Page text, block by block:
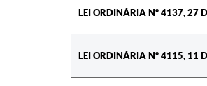
LEI ORDINÁRIA Nº 4137, 27
LEI ORDINÁRIA Nº 4115, 11